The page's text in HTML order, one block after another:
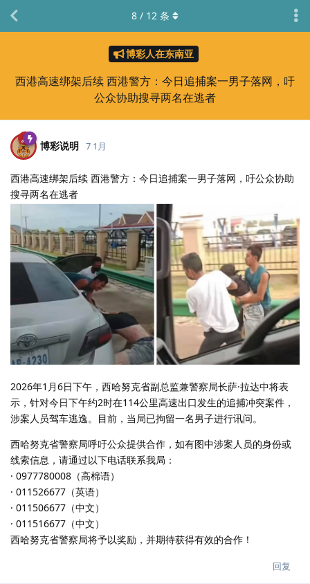
博彩人在东南亚
西港高速绑架后续 西港警方：今日追捕案一男子落网，吁
公众协助搜寻两名在逃者
8 / 12 条
博彩说明 7 1月
西港高速绑架后续 西港警方：今日追捕案一男子落网，吁公众协助
搜寻两名在逃者
2026年1月6日下午，西哈努克省副总监兼警察局长萨·拉达中将表
示，针对今日下午约2时在114公里高速出口发生的追捕冲突案件，
涉案人员驾车逃逸。目前，当局已拘留一名男子进行讯问。
西哈努克省警察局呼吁公众提供合作，如有图中涉案人员的身份或
线索信息，请通过以下电话联系我局：
· 0977780008（高棉语）
· 011526677（英语）
· 011506677（中文）
· 011516677（中文）
西哈努克省警察局将予以奖励，并期待获得有效的合作！
回复